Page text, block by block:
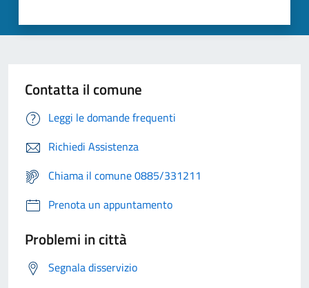
Contatta il comune
Leggi le domande frequenti
Richiedi Assistenza
Chiama il comune 0885/331211
Prenota un appuntamento
Problemi in città
Segnala disservizio